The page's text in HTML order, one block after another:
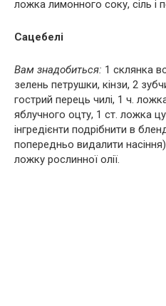
ложка лимонного соку, сіль і
Сацебелі
Вам знадобиться: 1 склянка
зелень петрушки, кінзи, 2
гострий перець чилі, 1 ч.
яблучного оцту, 1 ст. ложка
інгредієнти подрібнити в
попередньо видалити
ложку рослинної олії.